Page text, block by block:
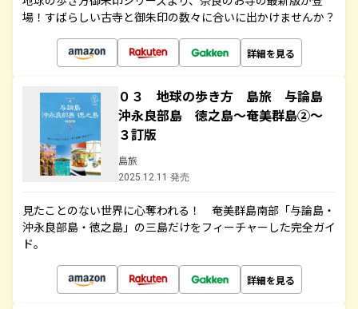
場！すばらしい古寺と御朱印の数々に合いに出かけませんか？
詳細を見る
０３ 地球の歩き方 島旅 与論島
沖永良部島 徳之島～奄美群島②～
３訂版
島旅
2025.12.11 発売
見たことのない世界に心奪われる！ 奄美群島南部「与論島・
沖永良部島・徳之島」の三島だけをフィーチャーした完全ガイ
ド。
詳細を見る